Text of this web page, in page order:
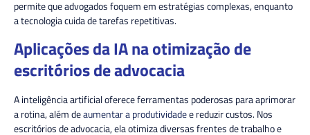
permite que advogados foquem em estratégias complexas, enquanto
a tecnologia cuida de tarefas repetitivas.
Aplicações da IA na otimização de
escritórios de advocacia
A inteligência artificial oferece ferramentas poderosas para aprimorar
a rotina, além deaumentar a produtividadee reduzir custos. Nos
escritórios de advocacia, ela otimiza diversas frentes de trabalho e